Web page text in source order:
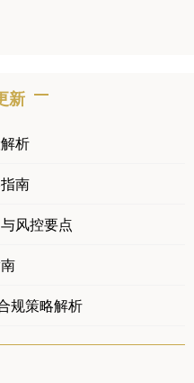
新
析
南
风控要点
规策略解析